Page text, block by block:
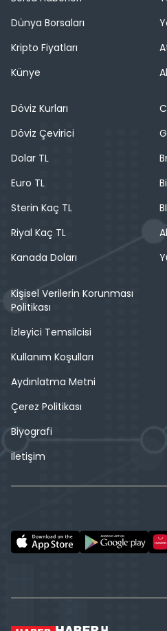
Dünya Borsaları
Kripto Fiyatları
Künye
Döviz Kurları
Döviz Çevirici
Dolar TL
Euro TL
Sterin Kaç TL
Riyal Kaç TL
Kanada Doları
Kişisel Verilerin Korunması
Politikası
İzleyici Temsilcisi
Kullanım Koşulları
Aydınlatma Metni
Çerez Politikası
Biyografi
İletişim